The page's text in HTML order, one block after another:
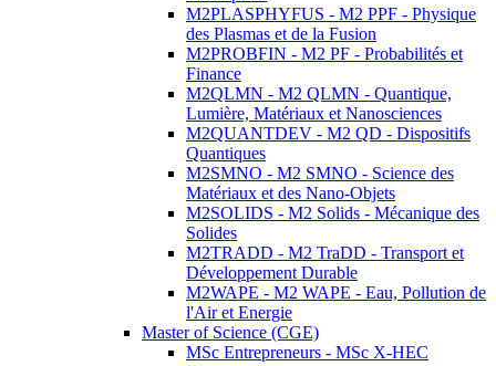
M2PLASPHYFUS - M2 PPF - Physique
des Plasmas et de la Fusion
M2PROBFIN - M2 PF - Probabilités et
Finance
M2QLMN - M2 QLMN - Quantique,
Lumière, Matériaux et Nanosciences
M2QUANTDEV - M2 QD - Dispositifs
Quantiques
M2SMNO - M2 SMNO - Science des
Matériaux et des Nano-Objets
M2SOLIDS - M2 Solids - Mécanique des
Solides
M2TRADD - M2 TraDD - Transport et
Développement Durable
M2WAPE - M2 WAPE - Eau, Pollution de
l'Air et Energie
Master of Science (CGE)
MSc Entrepreneurs - MSc X-HEC